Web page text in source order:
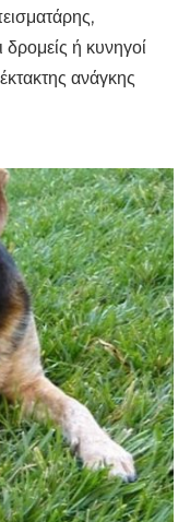
δρομείς ή κυνηγοί
ανάγκης